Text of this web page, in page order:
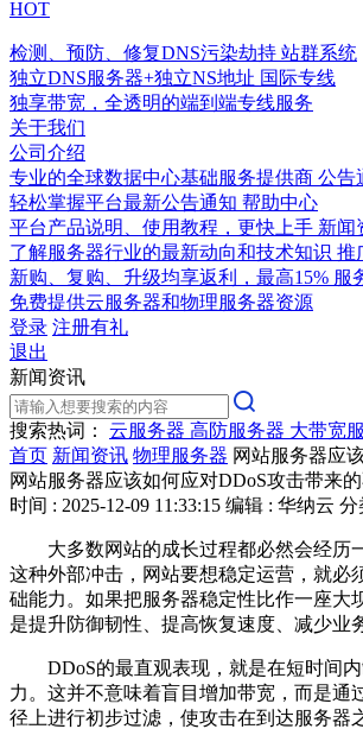
HOT
检测、预防、修复DNS污染劫持 站群系统
独立DNS服务器+独立NS地址 国际专线
独享带宽，全透明的端到端专线服务
关于我们
公司介绍
专业的全球数据中心基础服务提供商 公告
轻松掌握平台最新公告通知 帮助中心
平台产品说明、使用教程，更快上手 新闻
了解服务器行业的最新动向和技术知识 推
新购、复购、升级均享返利，最高15% 服
免费提供云服务器和物理服务器资源
登录 注册有礼
退出
新闻资讯
搜索热词： 云服务器 高防服务器 大带宽
首页 新闻资讯 物理服务器 网站服务器应
网站服务器应该如何应对DDoS攻击带来
时间 : 2025-12-09 11:33:15 编辑 : 华纳云 分
大多数网站的成长过程都必然会经历一
这种外部冲击，网站要想稳定运营，就必
础能力。如果把服务器稳定性比作一座大
是提升防御韧性、提高恢复速度、减少业
DDoS的最直观表现，就是在短时间内
力。这并不意味着盲目增加带宽，而是通
径上进行初步过滤，使攻击在到达服务器